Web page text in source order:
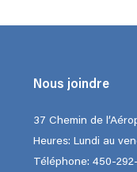
Nous joindre
37 Chemin de
Heures: Lundi au
Téléphone: 450-